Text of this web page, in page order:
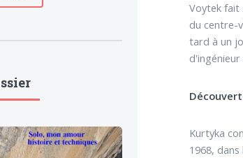
Voytek fait
du centre-
tard à un
Kurtyka
1968,